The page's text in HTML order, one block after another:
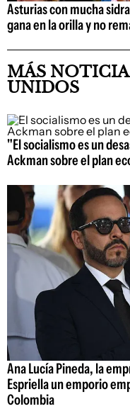
Asturias con mucha
gana en la orilla y no
MÁS
UNIDOS
"El socialismo es un
Ackman sobre el plan
Ana Lucía Pineda, la
Espriella un emporio
Colombia